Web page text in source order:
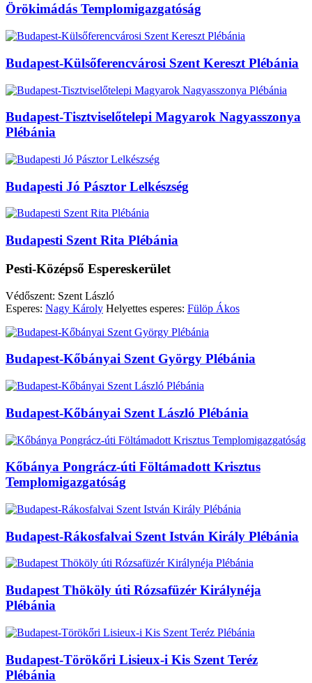
Örökimádás Templomigazgatóság
Budapest-Külsőferencvárosi Szent Kereszt Plébánia
Budapest-Tisztviselőtelepi Magyarok Nagyasszonya
Plébánia
Budapesti Jó Pásztor Lelkészség
Budapesti Szent Rita Plébánia
Pesti-Középső Espereskerület
Védőszent: Szent László
Esperes: Nagy Károly Helyettes esperes: Fülöp Ákos
Budapest-Kőbányai Szent György Plébánia
Budapest-Kőbányai Szent László Plébánia
Kőbánya Pongrácz-úti Föltámadott Krisztus
Templomigazgatóság
Budapest-Rákosfalvai Szent István Király Plébánia
Budapest Thököly úti Rózsafüzér Királynéja
Plébánia
Budapest-Törökőri Lisieux-i Kis Szent Teréz
Plébánia